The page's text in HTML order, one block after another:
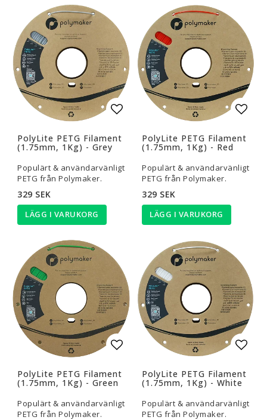
PolyLite PETG Filament
(1.75mm, 1Kg) - Grey
Populärt & användarvänligt
PETG från Polymaker.
329 SEK
LÄGG I VARUKORG
PolyLite PETG Filament
(1.75mm, 1Kg) - Red
Populärt & användarvänligt
PETG från Polymaker.
329 SEK
LÄGG I VARUKORG
PolyLite PETG Filament
(1.75mm, 1Kg) - Green
Populärt & användarvänligt
PETG från Polymaker.
PolyLite PETG Filament
(1.75mm, 1Kg) - White
Populärt & användarvänligt
PETG från Polymaker.